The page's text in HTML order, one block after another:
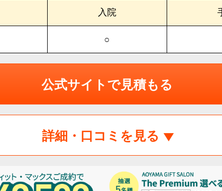
入院
○
公式サイトで見積もる
詳細・口コミを見る